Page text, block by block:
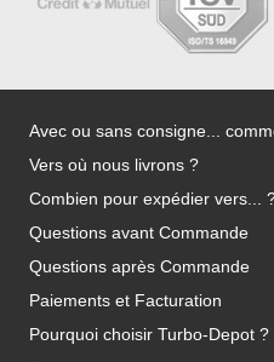
Avec ou sans consigne...
Vers où nous livrons ?
Combien pour expédier vers...
Questions avant Commande
Questions après Commande
Paiements et Facturation
Pourquoi choisir Turbo-Depot ?